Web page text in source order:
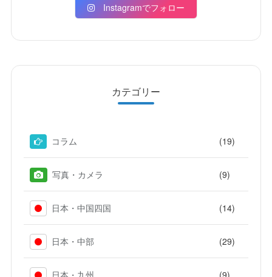
Instagramでフォロー
カテゴリー
コラム (19)
写真・カメラ (9)
日本・中国四国 (14)
日本・中部 (29)
日本・九州 (9)